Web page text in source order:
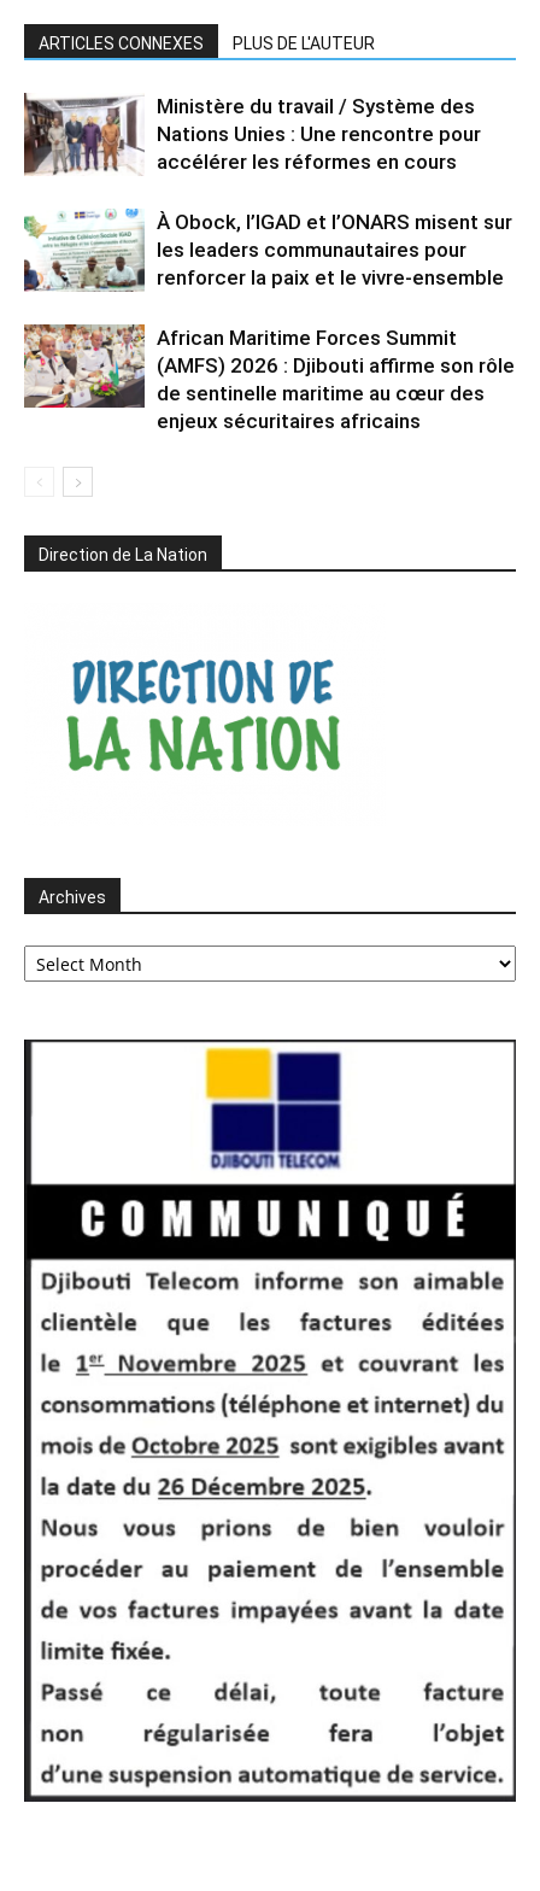
ARTICLES CONNEXES PLUS DE L'AUTEUR
Ministère du travail / Système des
Nations Unies : Une rencontre pour
accélérer les réformes en cours
À Obock, l’IGAD et l’ONARS misent sur
les leaders communautaires pour
renforcer la paix et le vivre-ensemble
African Maritime Forces Summit
(AMFS) 2026 : Djibouti affirme son rôle
de sentinelle maritime au cœur des
enjeux sécuritaires africains
Direction de La Nation
Archives
Archives